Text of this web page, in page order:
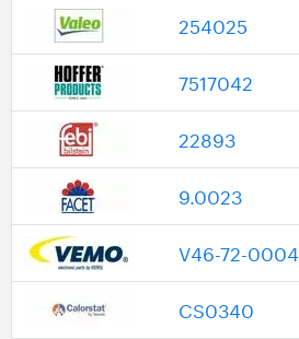
254025
7517042
22893
9.0023
V46-72-0004
CS0340